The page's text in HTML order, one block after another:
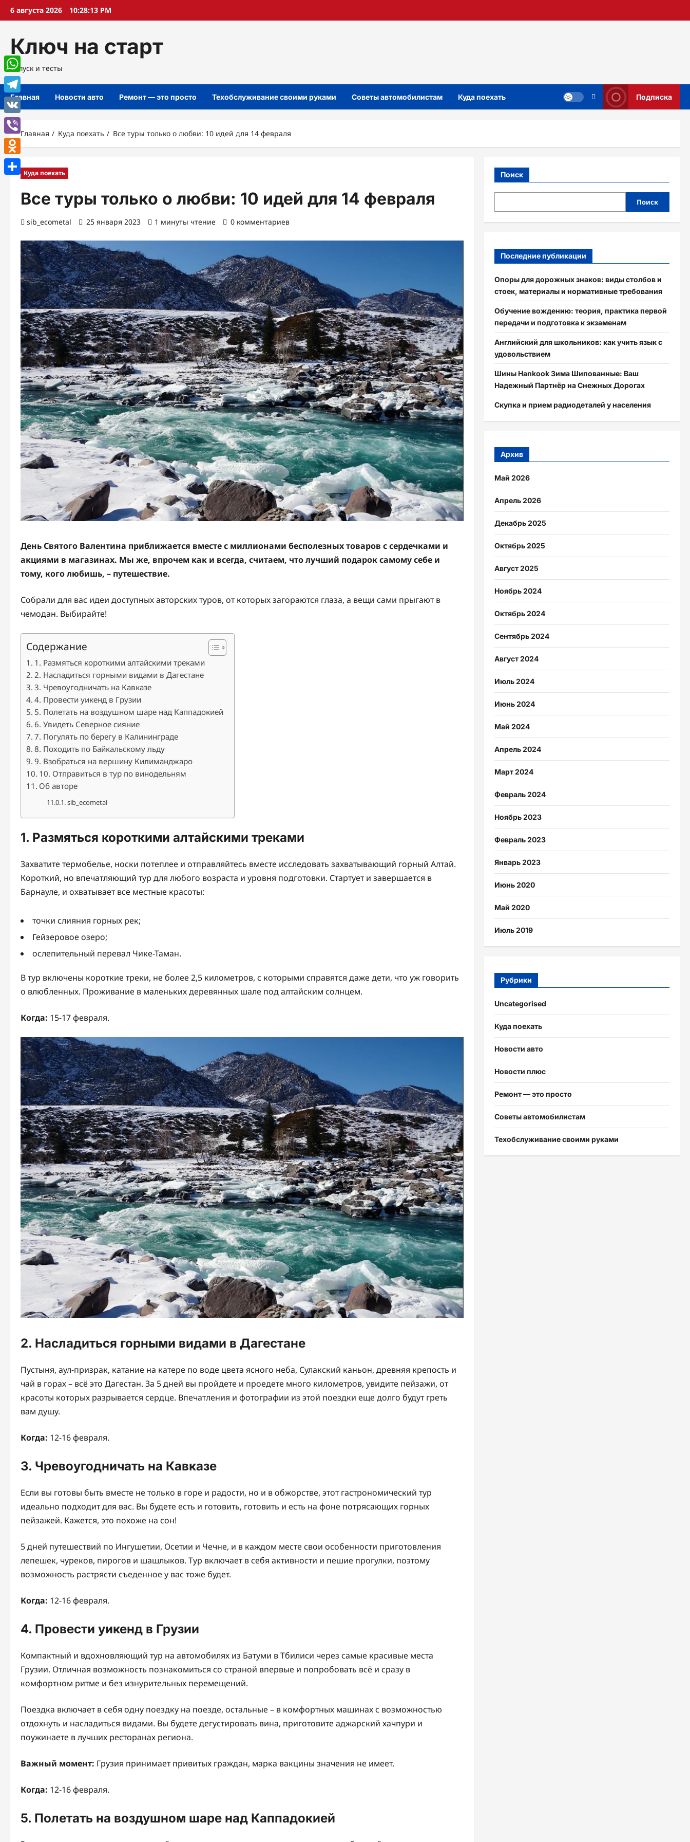
Перейти
6 августа 2026 10:28:15 PM
Ключ на старт
Запуск и тесты
Главная Новости авто Ремонт — это просто Техобслуживание своими руками Советы автомобилистам Куда поехать Подписка
Главная Куда поехать Все туры только о любви: 10 идей для 14 февраля
Куда поехать
Все туры только о любви: 10 идей для 14 февраля
sib_ecometal 25 января 2023 1 минуты чтение 0 комментариев
День Святого Валентина приближается вместе с миллионами бесполезных товаров с сердечками и
акциями в магазинах. Мы же, впрочем как и всегда, считаем, что лучший подарок самому себе и
тому, кого любишь, – путешествие.
Собрали для вас идеи доступных авторских туров, от которых загораются глаза, а вещи сами прыгают в
чемодан. Выбирайте!
Содержание
1. Размяться короткими алтайскими треками
2. Насладиться горными видами в Дагестане
3. Чревоугодничать на Кавказе
4. Провести уикенд в Грузии
5. Полетать на воздушном шаре над Каппадокией
6. Увидеть Северное сияние
7. Погулять по берегу в Калининграде
8. Походить по Байкальскому льду
9. Взобраться на вершину Килиманджаро
10. Отправиться в тур по винодельням
Об авторе
sib_ecometal
1. Размяться короткими алтайскими треками
Захватите термобелье, носки потеплее и отправляйтесь вместе исследовать захватывающий горный Алтай.
Короткий, но впечатляющий тур для любого возраста и уровня подготовки. Стартует и завершается в
Барнауле, и охватывает все местные красоты:
точки слияния горных рек;
Гейзеровое озеро;
ослепительный перевал Чике-Таман.
В тур включены короткие треки, не более 2,5 километров, с которыми справятся даже дети, что уж говорить
о влюбленных. Проживание в маленьких деревянных шале под алтайским солнцем.
Когда: 15-17 февраля.
2. Насладиться горными видами в Дагестане
Пустыня, аул-призрак, катание на катере по воде цвета ясного неба, Сулакский каньон, древняя крепость и
чай в горах – всё это Дагестан. За 5 дней вы пройдете и проедете много километров, увидите пейзажи, от
красоты которых разрывается сердце. Впечатления и фотографии из этой поездки еще долго будут греть
вам душу.
Когда: 12-16 февраля.
3. Чревоугодничать на Кавказе
Если вы готовы быть вместе не только в горе и радости, но и в обжорстве, этот гастрономический тур
идеально подходит для вас. Вы будете есть и готовить, готовить и есть на фоне потрясающих горных
пейзажей. Кажется, это похоже на сон!
5 дней путешествий по Ингушетии, Осетии и Чечне, и в каждом месте свои особенности приготовления
лепешек, чуреков, пирогов и шашлыков. Тур включает в себя активности и пешие прогулки, поэтому
возможность растрясти съеденное у вас тоже будет.
Когда: 12-16 февраля.
4. Провести уикенд в Грузии
Компактный и вдохновляющий тур на автомобилях из Батуми в Тбилиси через самые красивые места
Грузии. Отличная возможность познакомиться со страной впервые и попробовать всё и сразу в
комфортном ритме и без изнурительных перемещений.
Поездка включает в себя одну поездку на поезде, остальные – в комфортных машинах с возможностью
отдохнуть и насладиться видами. Вы будете дегустировать вина, приготовите аджарский хачпури и
поужинаете в лучших ресторанах региона.
Важный момент: Грузия принимает привитых граждан, марка вакцины значения не имеет.
Когда: 12-16 февраля.
5. Полетать на воздушном шаре над Каппадокией
Поиск
Поиск
Последние публикации
Опоры для дорожных знаков: виды столбов и
стоек, материалы и нормативные требования
Обучение вождению: теория, практика первой
передачи и подготовка к экзаменам
Английский для школьников: как учить язык с
удовольствием
Шины Hankook Зима Шипованные: Ваш
Надежный Партнёр на Снежных Дорогах
Скупка и прием радиодеталей у населения
Архив
Май 2026
Апрель 2026
Декабрь 2025
Октябрь 2025
Август 2025
Ноябрь 2024
Октябрь 2024
Сентябрь 2024
Август 2024
Июль 2024
Июнь 2024
Май 2024
Апрель 2024
Март 2024
Февраль 2024
Ноябрь 2023
Февраль 2023
Январь 2023
Июнь 2020
Май 2020
Июль 2019
Рубрики
Uncategorised
Куда поехать
Новости авто
Новости плюс
Ремонт — это просто
Советы автомобилистам
Техобслуживание своими руками
WhatsApp
Telegram
VK
Viber
Odnoklassniki